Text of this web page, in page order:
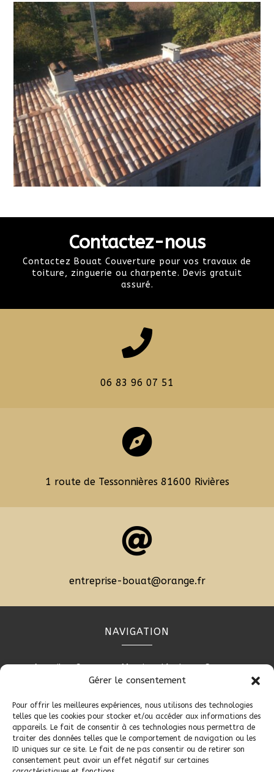
Gérer le consentement
Pour offrir les meilleures expériences, nous utilisons des technologies
telles que les cookies pour stocker et/ou accéder aux informations des
appareils. Le fait de consentir à ces technologies nous permettra de
traiter des données telles que le comportement de navigation ou les
ID uniques sur ce site. Le fait de ne pas consentir ou de retirer son
consentement peut avoir un effet négatif sur certaines
Contactez-nous
Contactez Bouat Couverture pour vos travaux de
toiture, zinguerie ou charpente. Devis gratuit
assuré.

06 83 96 07 51

1 route de Tessonnières 81600 Rivières

entreprise-bouat@orange.fr
NAVIGATION
Accueil Contact Mentions légales
Secteurs
Plan du site
RÉALISATION